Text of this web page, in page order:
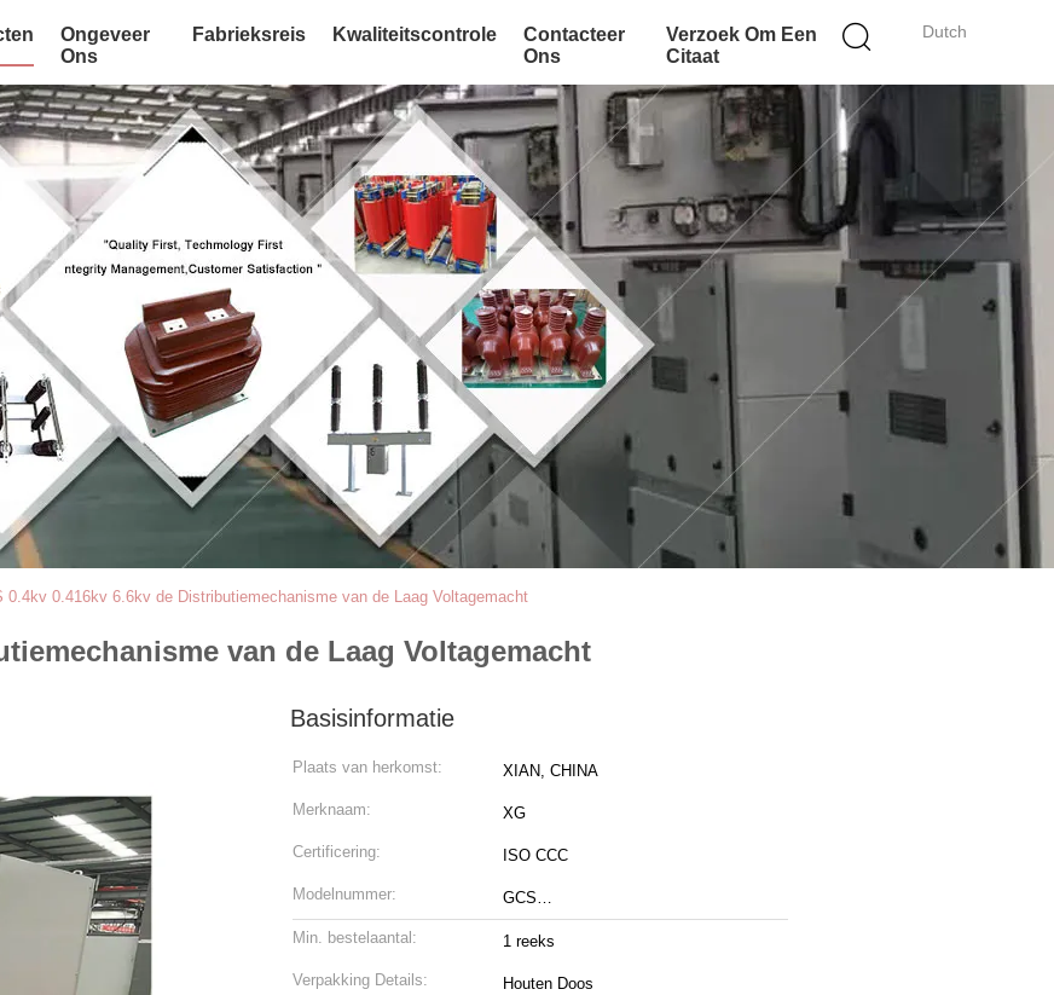
Dutch
Ongeveer
Ons
Fabrieksreis Kwaliteitscontrole
Contacteer
Ons
Verzoek Om Een
Citaat
0.4kv 0.416kv 6.6kv de Distributiemechanisme van de Laag Voltagemacht
van de Laag Voltagemacht
Basisinformatie
Plaats van herkomst: XIAN, CHINA
Merknaam: XG
Certificering: ISO CCC
Modelnummer: GCS…
Min. bestelaantal: 1 reeks
Verpakking Details: Houten Doos